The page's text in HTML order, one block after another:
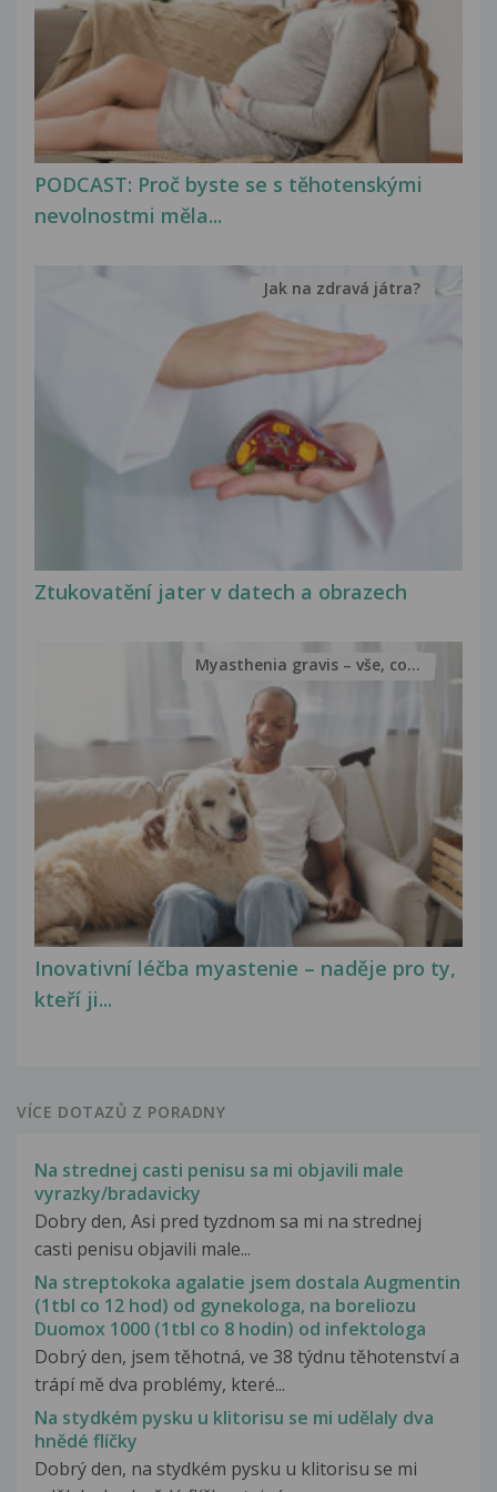
PODCAST: Proč byste se s těhotenskými
nevolnostmi měla...
Ztukovatění jater v datech a obrazech
Jak na zdravá játra?
Inovativní léčba myastenie – naděje pro ty,
kteří ji...
Myasthenia gravis – vše, co...
VÍCE DOTAZŮ Z PORADNY
Na strednej casti penisu sa mi objavili male
vyrazky/bradavicky
Dobry den, Asi pred tyzdnom sa mi na strednej
casti penisu objavili male...
Na streptokoka agalatie jsem dostala Augmentin
(1tbl co 12 hod) od gynekologa, na boreliozu
Duomox 1000 (1tbl co 8 hodin) od infektologa
Dobrý den, jsem těhotná, ve 38 týdnu těhotenství a
trápí mě dva problémy, které...
Na stydkém pysku u klitorisu se mi udělaly dva
hnědé flíčky
Dobrý den, na stydkém pysku u klitorisu se mi